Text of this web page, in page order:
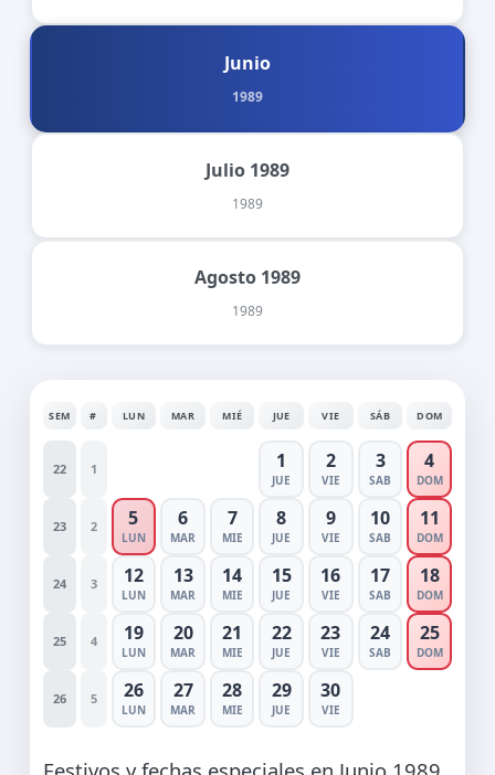
Junio
1989
Julio 1989
1989
Agosto 1989
1989
SEM # LUN MAR MIÉ JUE VIE SÁB DOM
22 1 1
JUE
2
VIE
3
SAB
4
DOM
23 2 5
LUN
6
MAR
7
MIE
8
JUE
9
VIE
10
SAB
11
DOM
24 3 12
LUN
13
MAR
14
MIE
15
JUE
16
VIE
17
SAB
18
DOM
25 4 19
LUN
20
MAR
21
MIE
22
JUE
23
VIE
24
SAB
25
DOM
26 5 26
LUN
27
MAR
28
MIE
29
JUE
30
VIE